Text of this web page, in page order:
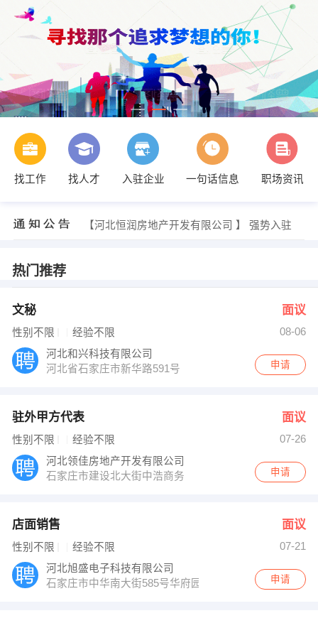
找工作 找人才 入驻企业 一句话信息 职场资讯
谢君超 发布 [执业护士 ] 招聘信息
【河北恒润房地产开发有限公司 】 强势入驻
【巨鹿仁爱中医养老院】 强势入驻
热门推荐
文秘 面议
性别不限 经验不限
08-06
河北和兴科技有限公司
河北省石家庄市新华路591号
申请
驻外甲方代表 面议
性别不限 经验不限
07-26
河北领佳房地产开发有限公司
石家庄市建设北大街中浩商务
申请
店面销售 面议
性别不限 经验不限
07-21
河北旭盛电子科技有限公司
石家庄市中华南大街585号华府园银座二单元601申请